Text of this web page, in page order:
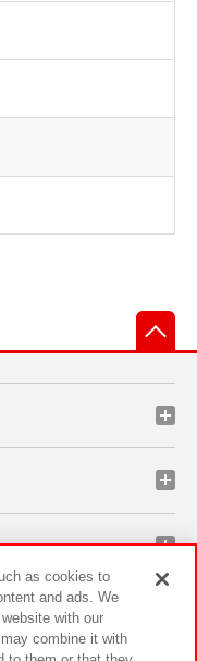
as cookies to
and ads. We
with our
combine it with